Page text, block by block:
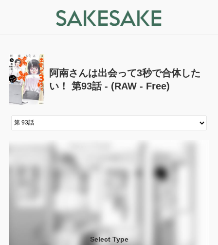
阿南さんは出会って3秒で合体した
い！ 第93話 - (RAW - Free)
Select Type